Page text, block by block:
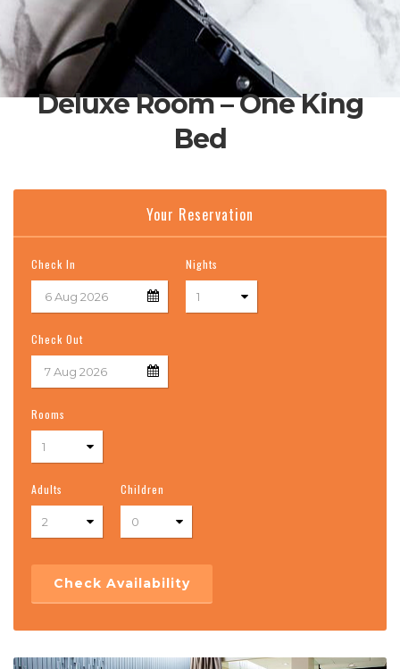
Deluxe Room – One King
Bed
Your Reservation
Check In Nights
Check Out
Rooms
Adults Children